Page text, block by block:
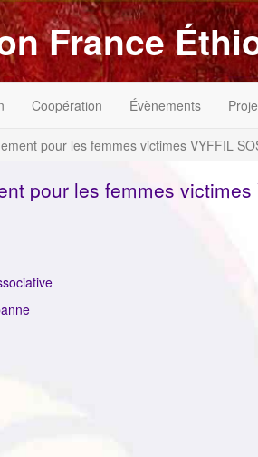
France
Coopération Évènements
pour les femmes victimes VYFFIL
pour les femmes victimes